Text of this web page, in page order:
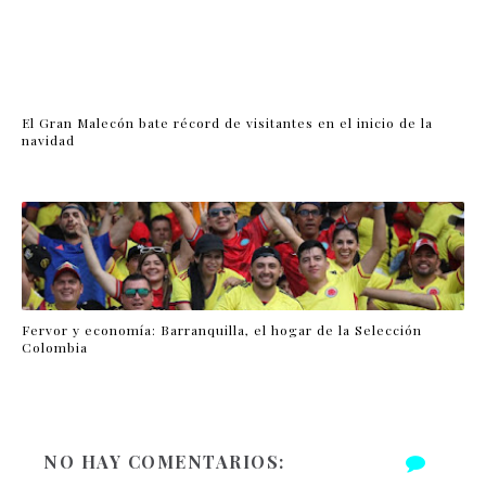
El Gran Malecón bate récord de visitantes en el inicio de la
navidad
Fervor y economía: Barranquilla, el hogar de la Selección
Colombia
NO HAY COMENTARIOS: